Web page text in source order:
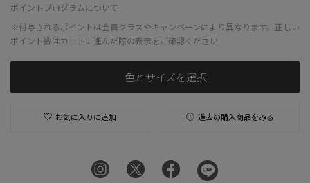
ポイントプログラムについて
※付与されるポイントは会員クラスやキャンペーンにより異なります。正しい
ポイント数はカートに進んだ際の表示をご確認ください
色とサイズを選択
お気に入りに追加 過去の購入商品をみる